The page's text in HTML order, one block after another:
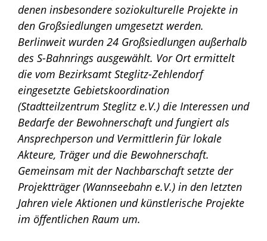
denen insbesondere soziokulturelle Projekte in
den Großsiedlungen umgesetzt werden.
Berlinweit wurden 24 Großsiedlungen außerhalb
des S-Bahnrings ausgewählt. Vor Ort ermittelt
die vom Bezirksamt Steglitz-Zehlendorf
eingesetzte Gebietskoordination
(Stadtteilzentrum Steglitz e.V.) die Interessen und
Bedarfe der Bewohnerschaft und fungiert als
Ansprechperson und Vermittlerin für lokale
Akteure, Träger und die Bewohnerschaft.
Gemeinsam mit der Nachbarschaft setzte der
Projektträger (Wannseebahn e.V.) in den letzten
Jahren viele Aktionen und künstlerische Projekte
im öffentlichen Raum um.